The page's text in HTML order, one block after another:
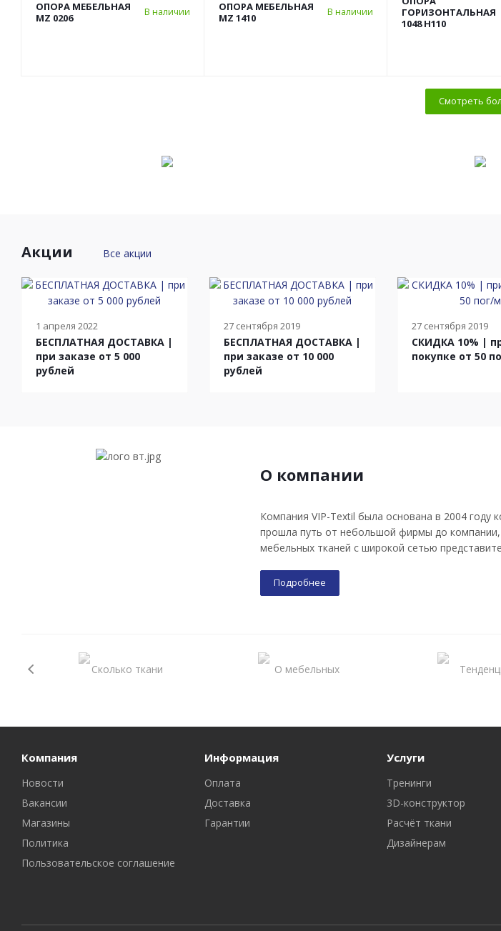
ОПОРА МЕБЕЛЬНАЯ
MZ 0206
В наличии
ОПОРА МЕБЕЛЬНАЯ
MZ 1410
В наличии
ГОРИЗОНТАЛЬНАЯ
1048 H110
Смотреть
Акции Все акции
1 апреля 2022
БЕСПЛАТНАЯ ДОСТАВКА |
при заказе от 5 000
рублей
27 сентября 2019
БЕСПЛАТНАЯ ДОСТАВКА |
при заказе от 10 000
рублей
27 сентября 2019
СКИДКА 10% |
покупке от 50
О компании
Компания VIP-Textil была основана в 2004
прошла путь от небольшой фирмы до
мебельных тканей с широкой сетью
Подробнее
Компания
Новости
Вакансии
Магазины
Политика
Пользовательское соглашение
Информация
Оплата
Доставка
Гарантии
Услуги
Тренинги
3D-конструктор
Расчёт ткани
Дизайнерам